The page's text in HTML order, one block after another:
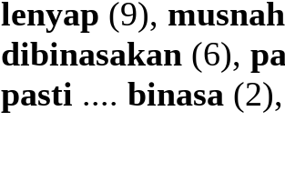
lenyap (9), musnah
dibinasakan (6),
pasti .... binasa